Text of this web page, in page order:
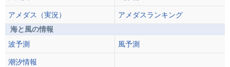
アメダス（実況）
アメダスランキング
海と風の情報
波予測
風予測
潮汐情報